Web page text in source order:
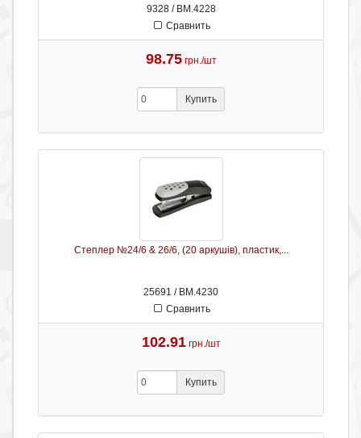
9328 / ВМ.4228
Сравнить
98.75 грн./шт
Купить
Степлер №24/6 & 26/6, (20 аркушів), пластик,...
25691 / ВМ.4230
Сравнить
102.91 грн./шт
Купить